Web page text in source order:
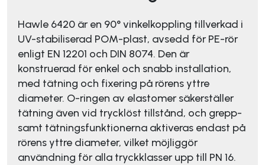
Hawle 6420 är en 90° vinkelkoppling tillverkad i
UV-stabiliserad POM-plast, avsedd för PE-rör
enligt EN 12201 och DIN 8074. Den är
konstruerad för enkel och snabb installation,
med tätning och fixering på rörens yttre
diameter. O-ringen av elastomer säkerställer
tätning även vid trycklöst tillstånd, och grepp-
samt tätningsfunktionerna aktiveras endast på
rörens yttre diameter, vilket möjliggör
användning för alla tryckklasser upp till PN 16.